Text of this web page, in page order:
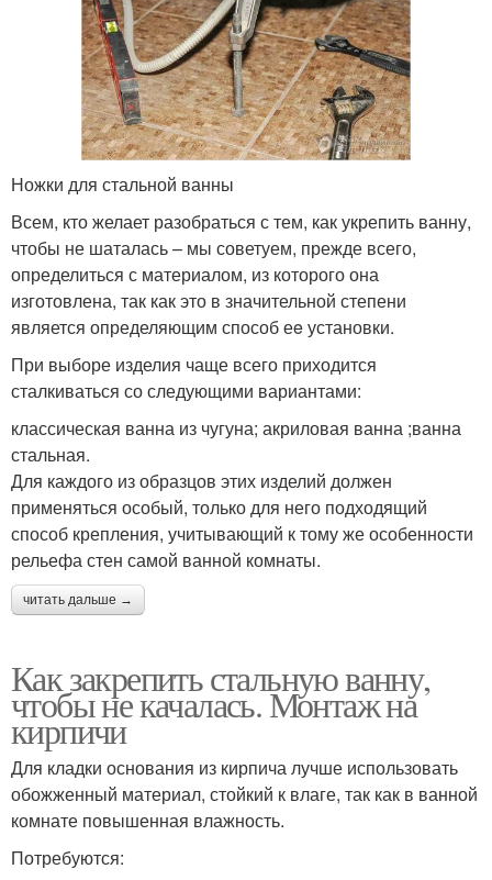
Ножки для стальной ванны
Всем, кто желает разобраться с тем, как укрепить ванну,
чтобы не шаталась – мы советуем, прежде всего,
определиться с материалом, из которого она
изготовлена, так как это в значительной степени
является определяющим способ еe установки.
При выборе изделия чаще всего приходится
сталкиваться со следующими вариантами:
классическая ванна из чугуна; акриловая ванна ;ванна
стальная.
Для каждого из образцов этих изделий должен
применяться особый, только для него подходящий
способ крепления, учитывающий к тому же особенности
рельефа стен самой ванной комнаты.
читать дальше →
Как закрепить стальную ванну,
чтобы не качалась. Монтаж на
кирпичи
Для кладки основания из кирпича лучше использовать
обожженный материал, стойкий к влаге, так как в ванной
комнате повышенная влажность.
Потребуются: